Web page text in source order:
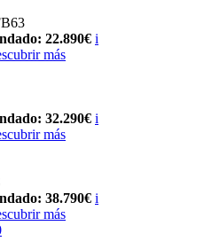
22.890€ i
más
32.290€ i
más
38.790€ i
más